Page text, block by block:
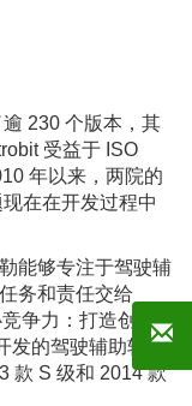
230 个版本，其
受益于 ISO
年以来，两院的
在在开发过程中
能够专注于驾驶辅
务和责任交给
争力：打造创新
发的驾驶辅助软件
款 S 级和 2014 款